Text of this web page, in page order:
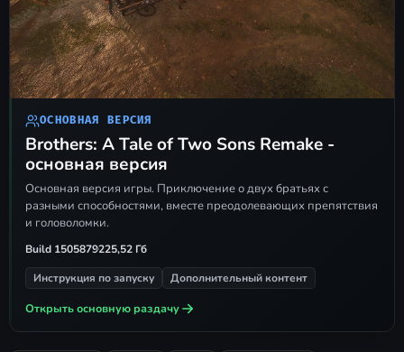
Откройте клиент Steam
авторизуйтесь в своем профиле.
Запустите игру с помощью файла
Brothers - A Tale of Two Sons - Remake.exe
находящегося в корневой
директории.
Как играть по сети (Remote Play)
Создание сервера:нажмите
сочетание
оверлея - в списке друзей кликните
правой кнопкой мыши по нужному
человеку - выберите
ОСНОВНАЯ ВЕРСИЯ
Brothers: A Tale of Two Sons Remake -
основная версия
Основная версия игры. Приключение о двух братьях с
разными способностями, вместе преодолевающих препятствия
и головоломки.
Build 1505879225,52 Гб
Инструкция по запуску
Дополнительный контент
Открыть основную раздачу